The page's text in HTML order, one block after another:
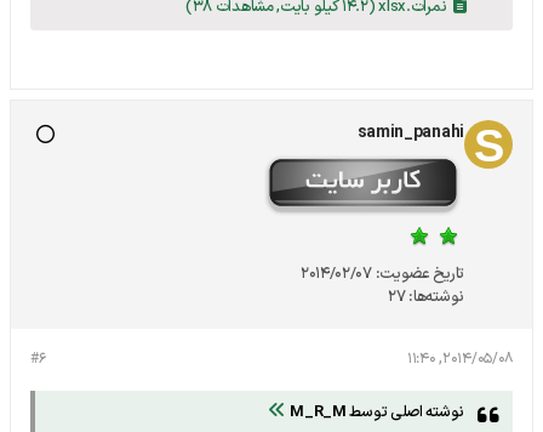
نمرات.xlsx (14.2 کیلو بایت, مشاهدات 38)
samin_panahi
تاریخ عضویت: 2014/02/07
نوشته‌ها:27
#6 2014/05/08, 11:40
نوشته اصلی توسطM_R_M